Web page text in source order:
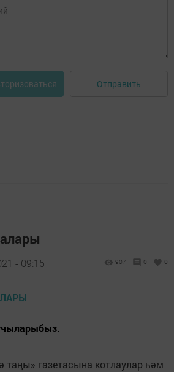
Отправить
- 09:15 907 0 0
таңы» газетасына котлаулар һәм